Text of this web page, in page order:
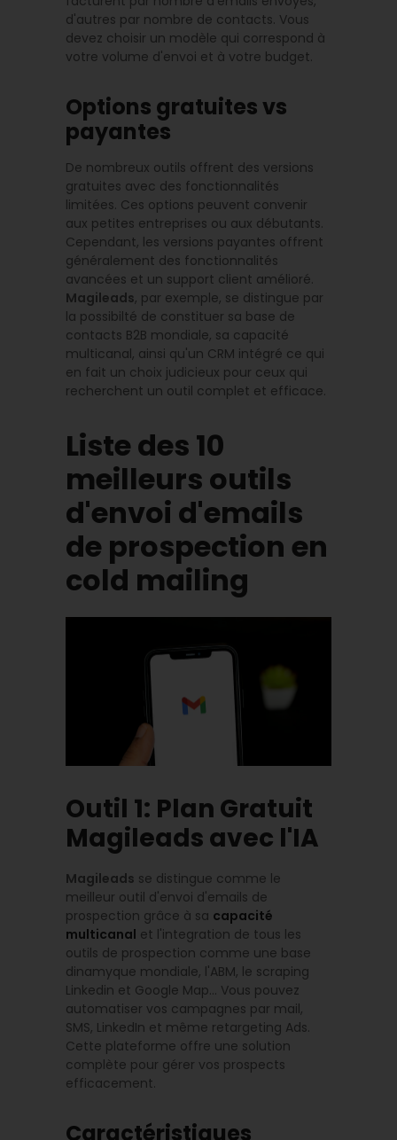
d'autres par nombre de contacts. Vous
devez choisir un modèle qui correspond à
votre volume d'envoi et à votre budget.
Options gratuites vs
payantes
De nombreux outils offrent des versions
gratuites avec des fonctionnalités
limitées. Ces options peuvent convenir
aux petites entreprises ou aux débutants.
Cependant, les versions payantes offrent
généralement des fonctionnalités
avancées et un support client amélioré.
Magileads, par exemple, se distingue par
la possibilté de constituer sa base de
contacts B2B mondiale, sa capacité
multicanal, ainsi qu'un CRM intégré ce qui
en fait un choix judicieux pour ceux qui
recherchent un outil complet et efficace.
Liste des 10
meilleurs outils
d'envoi d'emails
de prospection en
cold mailing
Outil 1: Plan Gratuit
Magileads avec l'IA
Magileads se distingue comme le
meilleur outil d'envoi d'emails de
prospection grâce à sa capacité
multicanal et l'integration de tous les
outils de prospection comme une base
dinamyque mondiale, l'ABM, le scraping
Linkedin et Google Map… Vous pouvez
automatiser vos campagnes par mail,
SMS, LinkedIn et même retargeting Ads.
Cette plateforme offre une solution
complète pour gérer vos prospects
efficacement.
Caractéristiques